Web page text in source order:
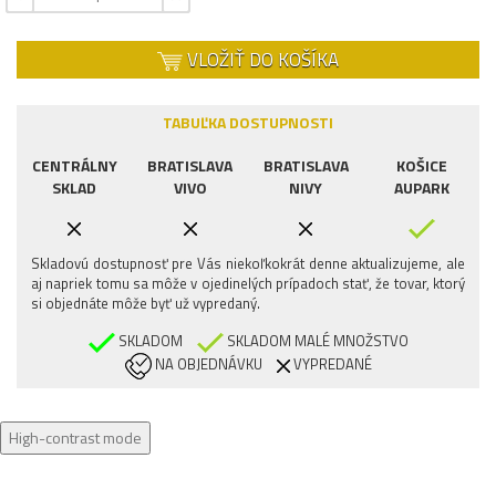
VLOŽIŤ DO KOŠÍKA
TABUĽKA DOSTUPNOSTI
CENTRÁLNY
SKLAD
BRATISLAVA
VIVO
BRATISLAVA
NIVY
KOŠICE
AUPARK
Skladovú dostupnosť pre Vás niekoľkokrát denne aktualizujeme, ale
aj napriek tomu sa môže v ojedinelých prípadoch stať, že tovar, ktorý
si objednáte môže byť už vypredaný.
SKLADOM
SKLADOM MALÉ MNOŽSTVO
NA OBJEDNÁVKU
VYPREDANÉ
High-contrast mode